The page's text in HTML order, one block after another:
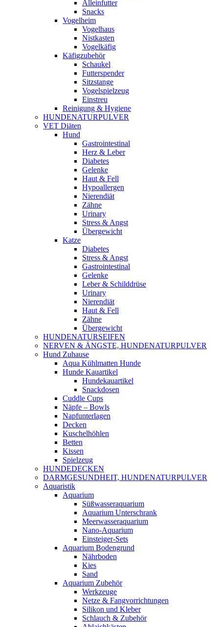
Alleinfutter
Snacks
Vogelheim
Vogelhaus
Nistkasten
Vogelkäfig
Käfigzubehör
Schaukel
Futterspender
Sitzstange
Vogelspielzeug
Einstreu
Reinigung & Hygiene
HUNDENATURPULVER
VET Diäten
Hund
Gastrointestinal
Herz & Leber
Diabetes
Gelenke
Haut & Fell
Hypoallergen
Nierendiät
Zähne
Urinary
Stress & Angst
Übergewicht
Katze
Diabetes
Stress & Angst
Gastrointestinal
Gelenke
Leber & Schilddrüse
Urinary
Nierendiät
Haut & Fell
Zähne
Übergewicht
HUNDENATURSEIFEN
NERVEN & ÄNGSTE, HUNDENATURPULVER
Hund Zuhause
Aqua Kühlmatten Hunde
Hunde Kauartikel
Hundekauartikel
Snackdosen
Cuddle Cups
Näpfe – Bowls
Napfunterlagen
Decken
Kuschelhöhlen
Betten
Kissen
Spielzeug
HUNDEDECKEN
DARMGESUNDHEIT, HUNDENATURPULVER
Aquaristik
Aquarium
Süßwasseraquarium
Aquarium Unterschrank
Meerwasseraquarium
Nano-Aquarium
Einsteiger-Sets
Aquarium Bodengrund
Nährboden
Kies
Sand
Aquarium Zubehör
Werkzeuge
Netze & Fangvorrichtungen
Silikon und Kleber
Schlauch & Zubehör